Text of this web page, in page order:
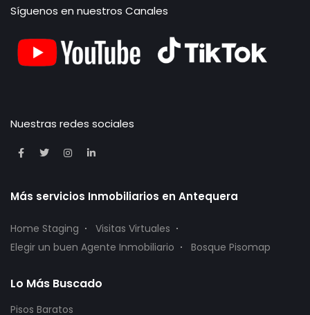
Síguenos en nuestros Canales
Nuestras redes sociales
Más servicios Inmobiliarios en Antequera
Home Staging
Visitas Virtuales
Elegir un buen Agente Inmobiliario
Bosque Pisomap
Lo Más Buscado
Pisos Baratos